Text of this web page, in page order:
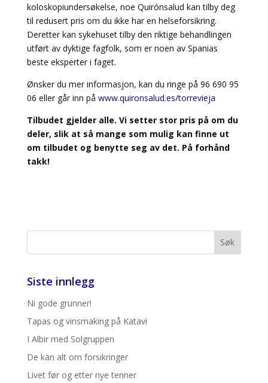
koloskopiundersøkelse, noe Quirónsalud kan tilby deg
til redusert pris om du ikke har en helseforsikring.
Deretter kan sykehuset tilby den riktige behandlingen
utført av dyktige fagfolk, som er noen av Spanias
beste eksperter i faget.
Ønsker du mer informasjon, kan du ringe på 96 690 95
06 eller går inn på www.quironsalud.es/torrevieja
Tilbudet gjelder alle. Vi setter stor pris på om du
deler, slik at så mange som mulig kan finne ut
om tilbudet og benytte seg av det. På forhånd
takk!
Siste innlegg
Ni gode grunner!
Tapas og vinsmaking på Katavi
I Albir med Solgruppen
De kan alt om forsikringer
Livet før og etter nye tenner